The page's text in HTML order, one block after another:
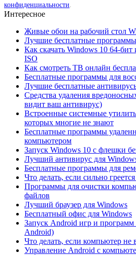
конфиденциальности
Интересное
Живые обои на рабочий стол
Лучшие бесплатные
Как скачать Windows 10 64-
ISO
Как смотреть ТВ онлайн
Бесплатные программы для
Лучшие бесплатные
Средства удаления
видит ваш антивирус)
Встроенные системные
которых многие не знают
Бесплатные программы
компьютером
Запуск Windows 10 с флешки
Лучший антивирус для
Бесплатные программы для
Что делать, если сильно
Программы для очистки
файлов
Лучший браузер для Windows
Бесплатный офис для Windows
Запуск Android игр и
Android)
Что делать, если компьютер
Управление Android с